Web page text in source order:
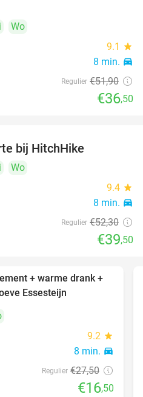
Wo
9.1 star
8 min. directions_car
Regulier €51,90
€36,50
bij HitchHike
Wo
9.4 star
8 min. directions_car
Regulier €52,30
€39,50
40%
+ warme drank +
Essesteijn
9.2 star
8 min. directions_car
Regulier €27,50
€16,50